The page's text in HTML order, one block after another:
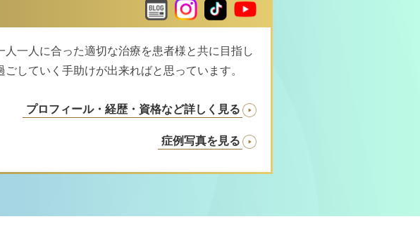
一人に合った適切な治療を患者様と共に目指し
していく手助けが出来ればと思っています。
プロフィール・経歴・資格など詳しく見る
症例写真を見る